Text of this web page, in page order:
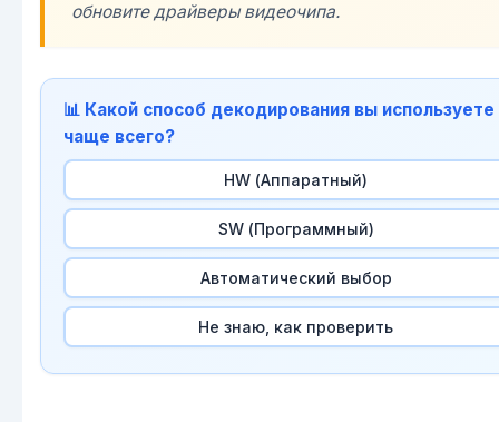
обновите драйверы видеочипа.
📊 Какой способ декодирования вы используете
чаще всего?
HW (Аппаратный)
SW (Программный)
Автоматический выбор
Не знаю, как проверить